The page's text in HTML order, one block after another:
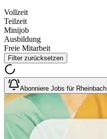
Vollzeit
Teilzeit
Minijob
Ausbildung
Freie Mitarbeit
Filter zurücksetzen
Abonniere Jobs für Rheinbach